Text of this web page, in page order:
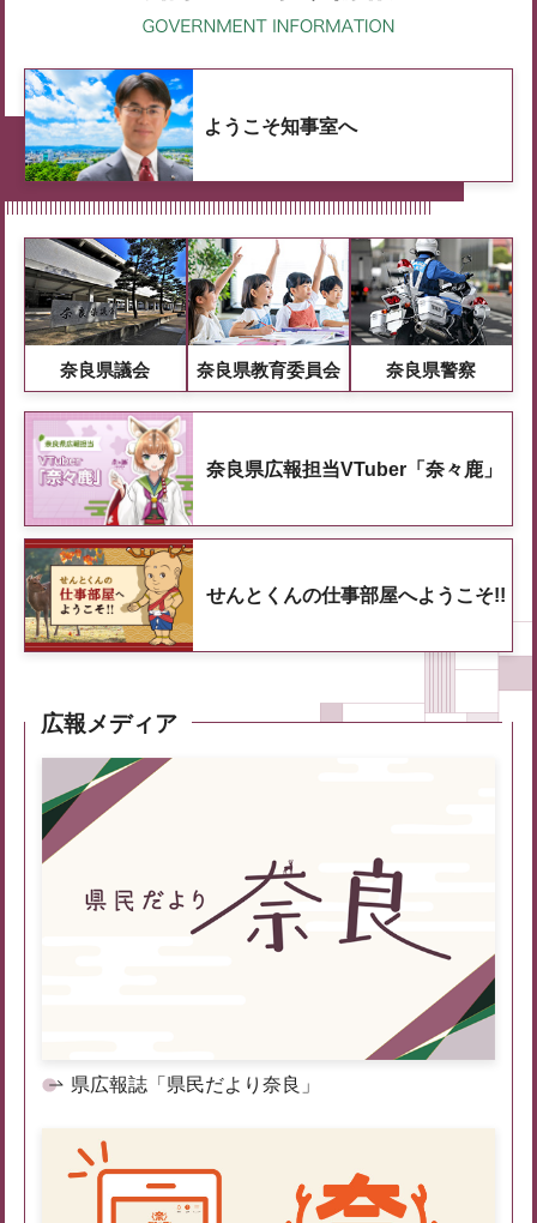
ようこそ知事室へ
奈良県議会 奈良県教育委員会 奈良県警察
奈良県広報担当VTuber「奈々鹿」
せんとくんの仕事部屋へようこそ!!
広報メディア
県広報誌「県民だより奈良」